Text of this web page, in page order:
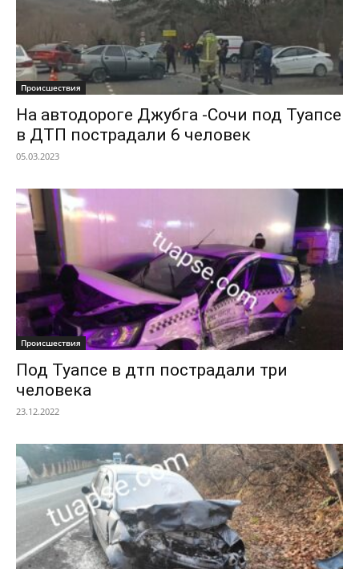
Происшествия
На автодороге Джубга -Сочи под Туапсе
в ДТП пострадали 6 человек
05.03.2023
Происшествия
Под Туапсе в дтп пострадали три
человека
23.12.2022